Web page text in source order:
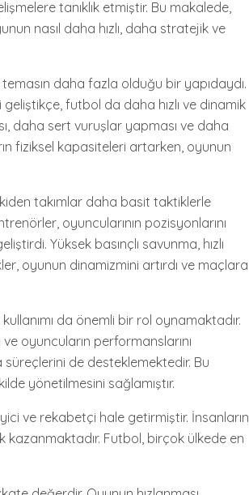
tanıklık etmiştir. Bu makalede,
nasıl daha hızlı, daha stratejik ve
daha fazla olduğu bir yapıdaydı.
futbol da daha hızlı ve dinamik
daha sert vuruşlar yapması ve daha
fiziksel kapasiteleri artarken, oyunun
takımlar daha basit taktiklerle
oyuncularının pozisyonlarını
Yüksek basınçlı savunma, hızlı
oyunun dinamizmini artırdı ve maçlara
da önemli bir rol oynamaktadır.
oyuncuların performanslarını
de desteklemektedir. Bu
yönetilmesini sağlamıştır.
ve rekabetçi hale getirmiştir. İnsanların
Futbol, birçok ülkede en